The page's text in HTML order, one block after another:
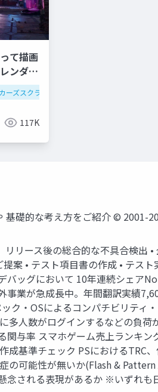
て描画
ンダリ
ーズスクランブル
117K
礎的な考え方をご紹介 © 2001-
リース後の総合的な不具合検出
案 • テスト項目書の作成 • テス
ッグにおいて 10年連続シェア
事業が急成長中。年間翻訳実績
ク・OSによるコンパチビリテ
多人数がログインするなどの負
関与率 スマホゲーム売上ランキ
基準チェック PSにおけるTRC
の可能性が無いか(Flash &
念される表現があるか ※いずれ